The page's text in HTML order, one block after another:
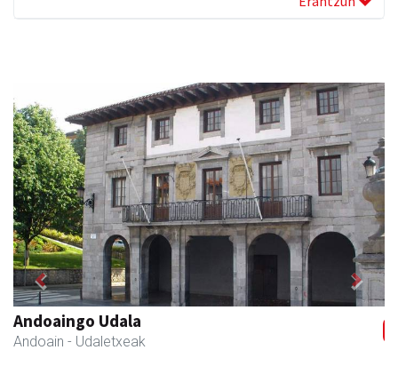
Andoaingo Udala
Andoain - Udaletxeak
Previous Next